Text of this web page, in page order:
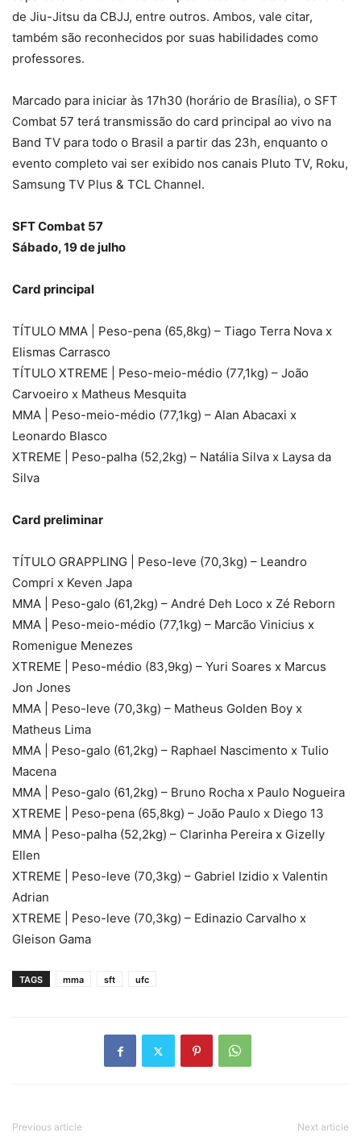
de Jiu-Jitsu da CBJJ, entre outros. Ambos, vale citar,
também são reconhecidos por suas habilidades como
professores.
Marcado para iniciar às 17h30 (horário de Brasília), o SFT
Combat 57 terá transmissão do card principal ao vivo na
Band TV para todo o Brasil a partir das 23h, enquanto o
evento completo vai ser exibido nos canais Pluto TV, Roku,
Samsung TV Plus & TCL Channel.
SFT Combat 57
Sábado, 19 de julho
Card principal
TÍTULO MMA | Peso-pena (65,8kg) – Tiago Terra Nova x
Elismas Carrasco
TÍTULO XTREME | Peso-meio-médio (77,1kg) – João
Carvoeiro x Matheus Mesquita
MMA | Peso-meio-médio (77,1kg) – Alan Abacaxi x
Leonardo Blasco
XTREME | Peso-palha (52,2kg) – Natália Silva x Laysa da
Silva
Card preliminar
TÍTULO GRAPPLING | Peso-leve (70,3kg) – Leandro
Compri x Keven Japa
MMA | Peso-galo (61,2kg) – André Deh Loco x Zé Reborn
MMA | Peso-meio-médio (77,1kg) – Marcão Vinicius x
Romenigue Menezes
XTREME | Peso-médio (83,9kg) – Yuri Soares x Marcus
Jon Jones
MMA | Peso-leve (70,3kg) – Matheus Golden Boy x
Matheus Lima
MMA | Peso-galo (61,2kg) – Raphael Nascimento x Tulio
Macena
MMA | Peso-galo (61,2kg) – Bruno Rocha x Paulo Nogueira
XTREME | Peso-pena (65,8kg) – João Paulo x Diego 13
MMA | Peso-palha (52,2kg) – Clarinha Pereira x Gizelly
Ellen
XTREME | Peso-leve (70,3kg) – Gabriel Izidio x Valentin
Adrian
XTREME | Peso-leve (70,3kg) – Edinazio Carvalho x
Gleison Gama
TAGS mma sft ufc
Previous article Next article